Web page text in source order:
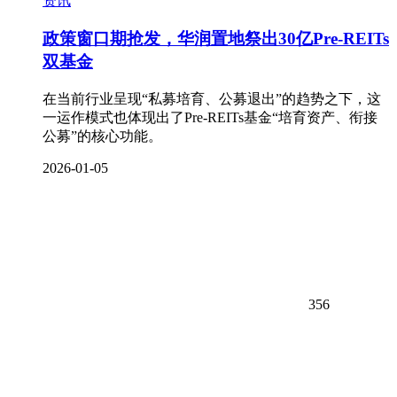
政策窗口期抢发，华润置地祭出30亿Pre-REITs
双基金
在当前行业呈现“私募培育、公募退出”的趋势之下，这
一运作模式也体现出了Pre-REITs基金“培育资产、衔接
公募”的核心功能。
2026-01-05
356